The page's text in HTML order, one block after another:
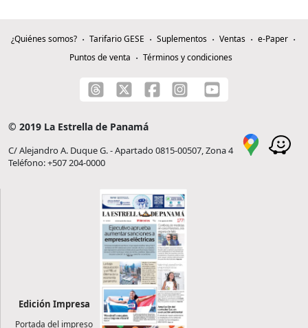
¿Quiénes somos? Tarifario GESE Suplementos Ventas
e-Paper
Puntos de venta
Términos y condiciones
© 2019 La Estrella de Panamá
C/ Alejandro A. Duque G. - Apartado 0815-00507, Zona 4
Teléfono: +507 204-0000
Edición Impresa
Portada del impreso